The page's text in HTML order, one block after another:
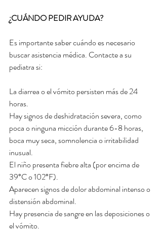
¿CUÁNDO PEDIR AYUDA?
Es importante saber cuándo es necesario
buscar asistencia médica. Contacte a su
pediatra si:
La diarrea o el vómito persisten más de 24
horas.
Hay signos de deshidratación severa, como
poca o ninguna micción durante 6-8 horas,
boca muy seca, somnolencia o irritabilidad
inusual.
El niño presenta fiebre alta (por encima de
39°C o 102°F).
Aparecen signos de dolor abdominal intenso o
distensión abdominal.
Hay presencia de sangre en las deposiciones o
el vómito.